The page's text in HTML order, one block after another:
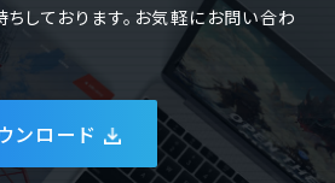
しております。お気軽にお問い合わ
ンロード